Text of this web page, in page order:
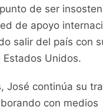
de ser
de apoyo
salir del país con
Unidos.
José continúa su
con medios